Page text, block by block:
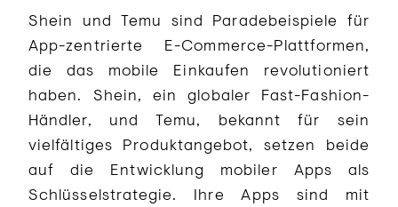
Shein und Temu sind Paradebeispiele für
App-zentrierte E-Commerce-Plattformen,
die das mobile Einkaufen revolutioniert
haben. Shein, ein globaler Fast-Fashion-
Händler, und Temu, bekannt für sein
vielfältiges Produktangebot, setzen beide
auf die Entwicklung mobiler Apps als
Schlüsselstrategie. Ihre Apps sind mit